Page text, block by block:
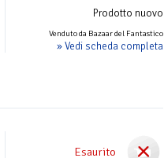
Prodotto nuovo
Venduto da Bazaar del Fantastico
» Vedi scheda completa
Esaurito